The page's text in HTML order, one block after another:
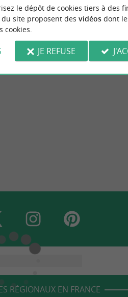
RÉGIONAUX EN FRANCE
le dépôt de cookies tiers à des
site proposent des vidéosdont
JE REFUSE